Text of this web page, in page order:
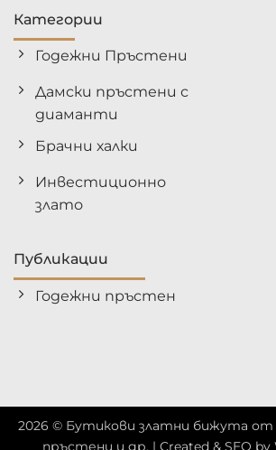
Категории
Годежни Пръстени
Дамски пръстени с
диаманти
Брачни халки
Инвестиционно
злато
Публикации
Годежни пръстен
2026 © Бутикови златни бижута от
пръстени и др. | Created & SEO by